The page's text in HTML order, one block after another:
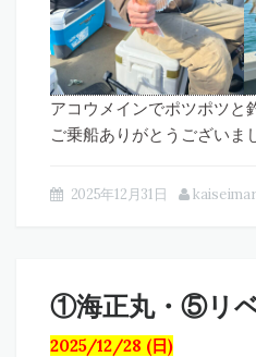
アコウメインでポツポツと
ご乗船ありがとうございま
2025年12月31日
①海正丸・⑤リ
2025/12/28 (日)